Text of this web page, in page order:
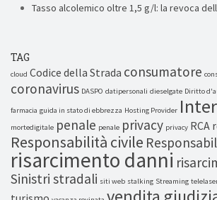
Tasso alcolemico oltre 1,5 g/l: la revoca
TAG
cloud Codice della Strada consumatore
coronavirus DASPO datipersonali dieselgate Diritto
farmacia guida in stato di ebbrezza Hosting Provider
mortedigitale penale penale privacy privacy RCA
Responsabilità civile
risarcimento danni
Sinistri stradali siti web stalking Streaming